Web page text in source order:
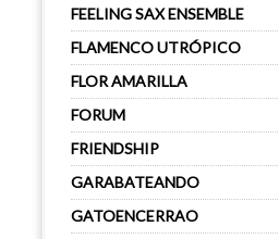
FEELING SAX ENSEMBLE
FLAMENCO UTRÓPICO
FLOR AMARILLA
FORUM
FRIENDSHIP
GARABATEANDO
GATOENCERRAO